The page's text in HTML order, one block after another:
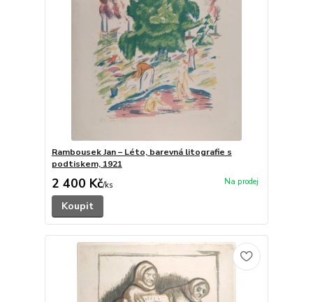
Rambousek Jan – Léto, barevná litografie s
podtiskem, 1921
2 400 Kč/ks
Koupit